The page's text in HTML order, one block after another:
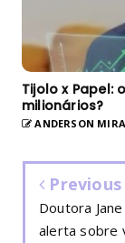
Tijolo x Papel:
milionários?
ANDERSON
Previous
Doutora
alerta sobre